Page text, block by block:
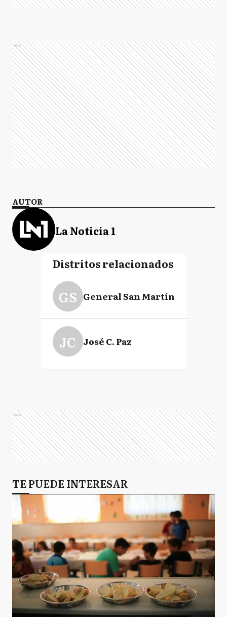
Ads
AUTOR
La Noticia 1
Distritos relacionados
GS General San Martín
JC José C. Paz
Ads
TE PUEDE INTERESAR